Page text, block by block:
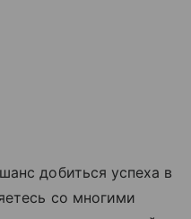
добиться успеха в
со многими